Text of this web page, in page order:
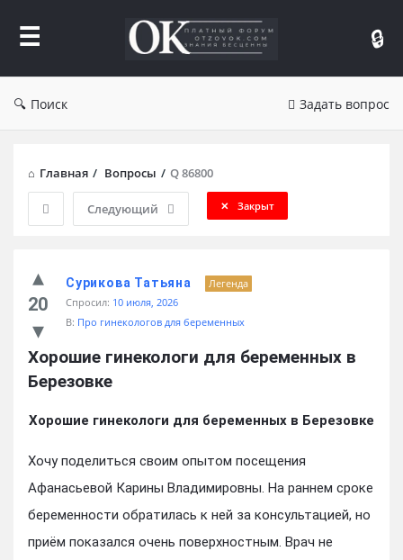
Отзывы
Поиск Задать вопрос
Главная / Вопросы / Q 86800
Следующий Закрыт
20
Сурикова Татьяна
Легенда
Спросил: 10 июля, 2026
В: Про гинекологов для беременных
Хорошие гинекологи для беременных в
Березовке
Хорошие гинекологи для беременных в Березовке
Хочу поделиться своим опытом посещения
Афанасьевой Карины Владимировны. На раннем сроке
беременности обратилась к ней за консультацией, но
приём показался очень поверхностным. Врач не